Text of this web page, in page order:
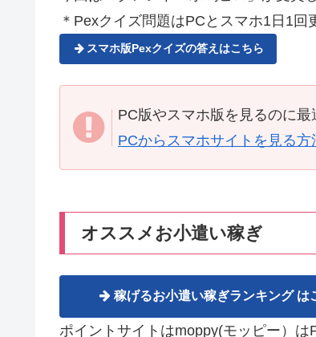
＊Pexクイズ問題はPCとスマホ1日1回
スマホ版Pexクイズの答えはこちら
PC版やスマホ版を見るのに最
PCからスマホサイトを見る方
オススメお小遣い稼ぎ
稼げるお小遣い稼ぎランキング は
ポイントサイトはmoppy(モッピー）